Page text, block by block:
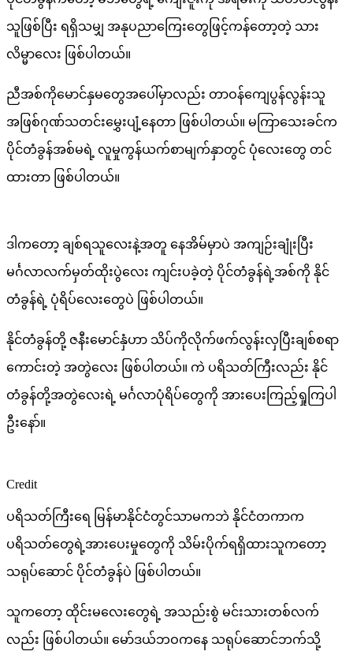
သူဖြစ်ပြီး ရရှိသမျှ အနုပညာကြေးတွေဖြင့်ကန်တော့တဲ့ သား
လိမ္မာလေး ဖြစ်ပါတယ်။
ညီအစ်ကိုမောင်နှမတွေအပေါ်မှာလည်း တာဝန်ကျေပွန်လွန်းသူ
အဖြစ်ဂုဏ်သတင်းမွှေးပျံ့နေတာ ဖြစ်ပါတယ်။ မကြာသေးခင်က
ပိုင်တံခွန်အစ်မရဲ့ လူမှုကွန်ယက်စာမျက်နှာတွင် ပုံလေးတွေ တင်
ထားတာ ဖြစ်ပါတယ်။
ဒါကတော့ ချစ်ရသူလေးနဲ့အတူ နေအိမ်မှာပဲ အကျဉ်းချုံးပြီး
မင်္ဂလာလက်မှတ်ထိုးပွဲလေး ကျင်းပခဲ့တဲ့ ပိုင်တံခွန်ရဲ့အစ်ကို နိုင်
တံခွန်ရဲ့ ပုံရိပ်လေးတွေပဲ ဖြစ်ပါတယ်။
နိုင်တံခွန်တို့ ဇနီးမောင်နှံဟာ သိပ်ကိုလိုက်ဖက်လွန်းလှပြီးချစ်စရာ
ကောင်းတဲ့ အတွဲလေး ဖြစ်ပါတယ်။ ကဲ ပရိသတ်ကြီးလည်း နိုင်
တံခွန်တို့အတွဲလေးရဲ့ မင်္ဂလာပုံရိပ်တွေကို အားပေးကြည့်ရှုကြပါ
ဦးနော်။
Credit
ပရိသတ်ကြီးရေ မြန်မာနိုင်ငံတွင်သာမကဘဲ နိုင်ငံတကာက
ပရိသတ်တွေရဲ့အားပေးမှုတွေကို သိမ်းပိုက်ရရှိထားသူကတော့
သရုပ်ဆောင် ပိုင်တံခွန်ပဲ ဖြစ်ပါတယ်။
သူကတော့ ထိုင်းမလေးတွေရဲ့ အသည်းစွဲ မင်းသားတစ်လက်
လည်း ဖြစ်ပါတယ်။ မော်ဒယ်ဘဝကနေ သရုပ်ဆောင်ဘက်သို့